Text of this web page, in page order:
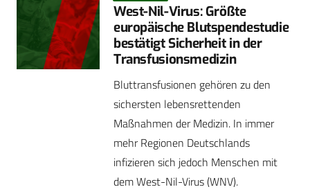
West-Nil-Virus: Größte
europäische Blutspendestudie
bestätigt Sicherheit in der
Transfusionsmedizin
Bluttransfusionen gehören zu den
sichersten lebensrettenden
Maßnahmen der Medizin. In immer
mehr Regionen Deutschlands
infizieren sich jedoch Menschen mit
dem West-Nil-Virus (WNV).